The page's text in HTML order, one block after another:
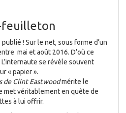
feuilleton
! Sur le net, sous forme d’un
mai et août 2016. D’où ce
se révèle souvent
« papier ».
de Clint Eastwoodmérite le
met véritablement en quête de
à lui offrir.